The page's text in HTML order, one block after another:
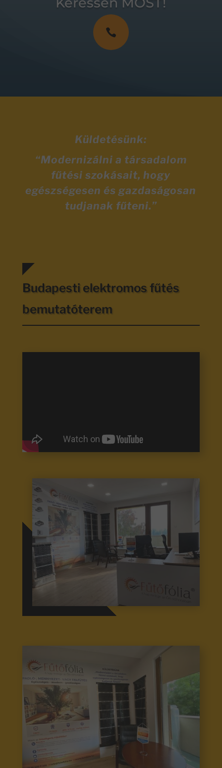

Küldetésünk:
“Modernizálni a társadalom
fűtési szokásait, hogy
egészségesen és gazdaságosan
tudjanak fűteni.”
Budapesti elektromos fűtés
bemutatóterem